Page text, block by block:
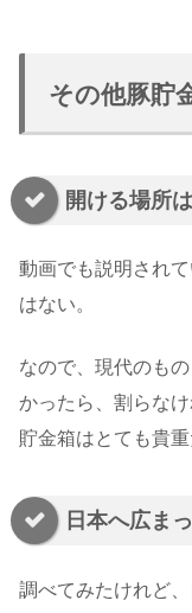
その他豚貯
開ける場所
動画でも説明され
はない。
なので、現代のも
かったら、割らな
貯金箱はとても貴重
日本へ広ま
調べてみたけれど